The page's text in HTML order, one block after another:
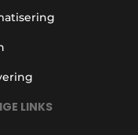
LINKS